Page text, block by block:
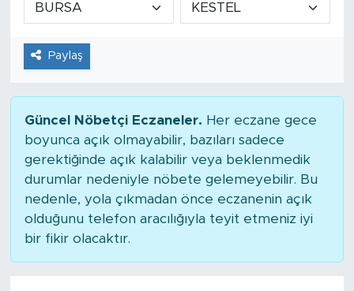
Paylaş
Güncel Nöbetçi Eczaneler. Her eczane gece
boyunca açık olmayabilir, bazıları sadece
gerektiğinde açık kalabilir veya beklenmedik
durumlar nedeniyle nöbete gelemeyebilir. Bu
nedenle, yola çıkmadan önce eczanenin açık
olduğunu telefon aracılığıyla teyit etmeniz iyi
bir fikir olacaktır.
Tarihçe
Resmi İlanlar
Foto Şaka
Politika